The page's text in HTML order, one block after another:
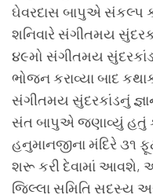
ઘેવરદાસ બાપુએ સંકલ્પ
શનિવારે સંગીતમય
૪૯મો સંગીતમય
ભોજન કરાવ્યા બાદ
સંગીતમય સુંદરકાંડનું
સંત બાપુએ જણાવ્યું હતું કે
હનુમાનજીના મંદિરે ૩૧
શરૂ કરી દેવામાં આવશે,
જિલ્લા સમિતિ સદસ્ય